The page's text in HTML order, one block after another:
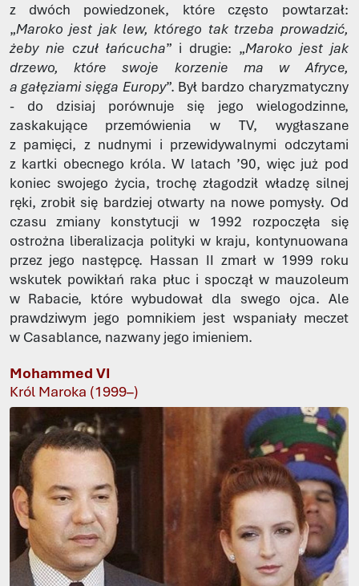
z dwóch powiedzonek, które często powtarzał:
„Maroko jest jak lew, którego tak trzeba prowadzić,
żeby nie czuł łańcucha” i drugie: „Maroko jest jak
drzewo, które swoje korzenie ma w Afryce,
a gałęziami sięga Europy”. Był bardzo charyzmatyczny
- do dzisiaj porównuje się jego wielogodzinne,
zaskakujące przemówienia w TV, wygłaszane
z pamięci, z nudnymi i przewidywalnymi odczytami
z kartki obecnego króla. W latach ’90, więc już pod
koniec swojego życia, trochę złagodził władzę silnej
ręki, zrobił się bardziej otwarty na nowe pomysły. Od
czasu zmiany konstytucji w 1992 rozpoczęła się
ostrożna liberalizacja polityki w kraju, kontynuowana
przez jego następcę. Hassan II zmarł w 1999 roku
wskutek powikłań raka płuc i spoczął w mauzoleum
w Rabacie, które wybudował dla swego ojca. Ale
prawdziwym jego pomnikiem jest wspaniały meczet
w Casablance, nazwany jego imieniem.
Mohammed VI
Król Maroka (1999–)